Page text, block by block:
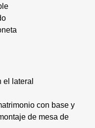
el lateral
con base y
de mesa de